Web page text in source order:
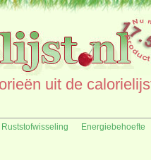
uit de
Ruststofwisseling Energiebehoefte